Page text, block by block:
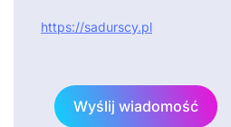
https://sadurscy.pl
Wyślij wiadomość